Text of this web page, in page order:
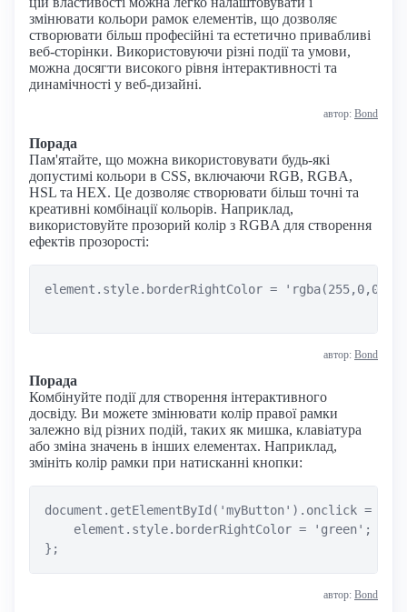
змінювати кольори рамок елементів, що дозволяє
створювати більш професійні та естетично привабливі
веб-сторінки. Використовуючи різні події та умови,
можна досягти високого рівня інтерактивності та
динамічності у веб-дизайні.
автор: Bond
Порада
Пам'ятайте, що можна використовувати будь-які
допустимі кольори в CSS, включаючи RGB, RGBA,
HSL та HEX. Це дозволяє створювати більш точні та
креативні комбінації кольорів. Наприклад,
використовуйте прозорий колір з RGBA для створення
ефектів прозорості:
element.style.borderRightColor =
автор: Bond
Порада
Комбінуйте події для створення інтерактивного
досвіду. Ви можете змінювати колір правої рамки
залежно від різних подій, таких як мишка, клавіатура
або зміна значень в інших елементах. Наприклад,
змініть колір рамки при натисканні кнопки:
document.getElementById('myButton').onclick =
    element.style.borderRightColor = 'green';
автор: Bond